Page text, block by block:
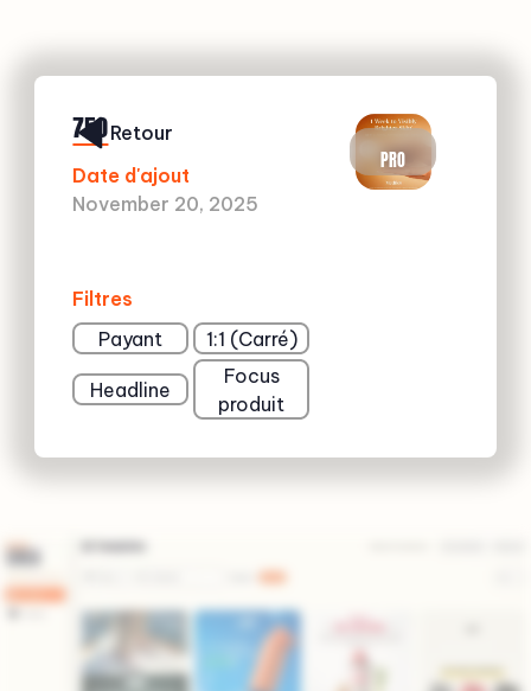
750
Date d'ajout
November 20, 2025
Filtres
Payant
1:1 (Carré)
Headline
Focus
produit
PRO
Retour